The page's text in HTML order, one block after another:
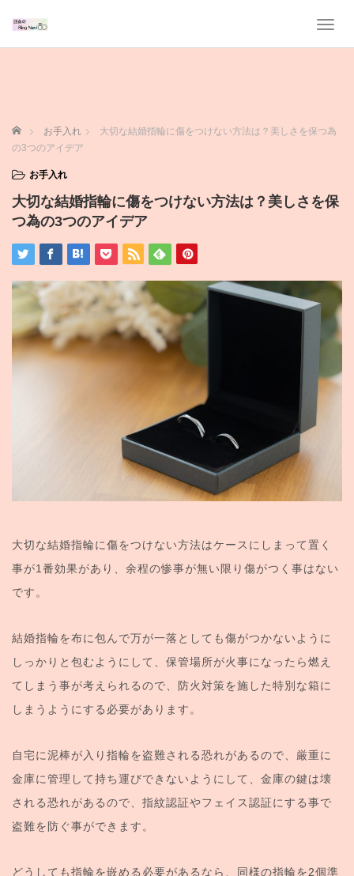
T
a
a
ホーム お手入れ
大切な結婚指輪に傷をつけない方法は？美しさを保つ為
の3つのアイデア
お手入れ
大切な結婚指輪に傷をつけない方法は？美しさを保
つ為の3つのアイデア
大切な結婚指輪に傷をつけない方法はケースにしまって置く
事が1番効果があり、余程の惨事が無い限り傷がつく事はない
です。
結婚指輪を布に包んで万が一落としても傷がつかないように
しっかりと包むようにして、保管場所が火事になったら燃え
てしまう事が考えられるので、防火対策を施した特別な箱に
しまうようにする必要があります。
自宅に泥棒が入り指輪を盗難される恐れがあるので、厳重に
金庫に管理して持ち運びできないようにして、金庫の鍵は壊
される恐れがあるので、指紋認証やフェイス認証にする事で
盗難を防ぐ事ができます。
どうしても指輪を嵌める必要があるなら、同様の指輪を2個準